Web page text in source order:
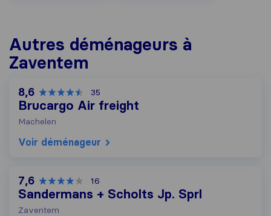
Autres déménageurs à
Zaventem
8,6 35
Brucargo Air freight
Machelen
Voir déménageur
7,6 16
Sandermans + Scholts Jp. Sprl
Zaventem